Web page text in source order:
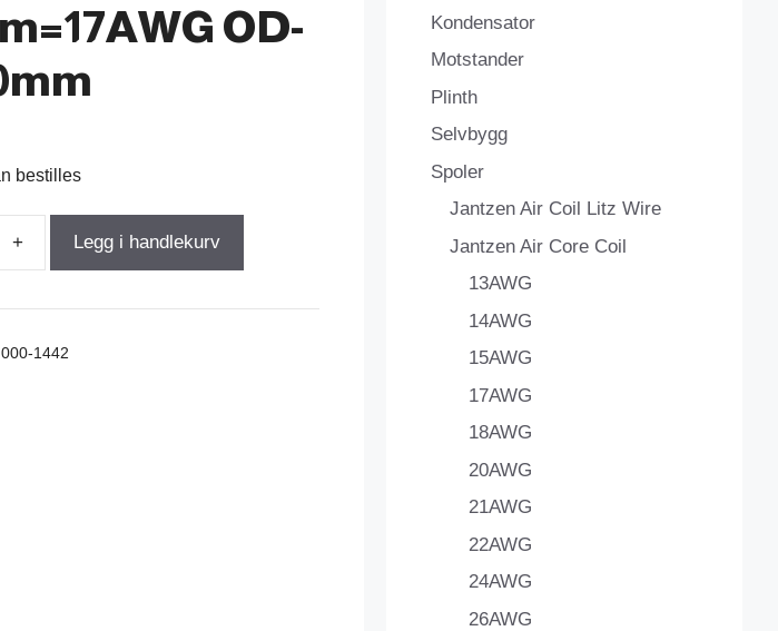
OD-
bestilles
+ Legg i handlekurv
000-1442
Kondensator
Motstander
Plinth
Selvbygg
Spoler
Jantzen Air Coil Litz Wire
Jantzen Air Core Coil
13AWG
14AWG
15AWG
17AWG
18AWG
20AWG
21AWG
22AWG
24AWG
26AWG